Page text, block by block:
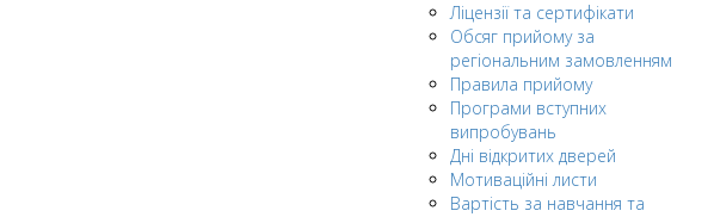
Ліцензії та сертифікати
Обсяг прийому за
регіональним замовленням
Правила прийому
Програми вступних
випробувань
Дні відкритих дверей
Мотиваційні листи
Вартість за навчання та